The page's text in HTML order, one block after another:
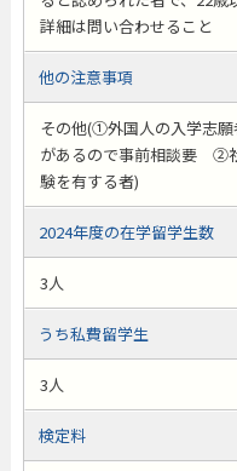
詳細は問い合わせること
他の注意事項
その他(①外国人の入学志
があるので事前相談要 ②
験を有する者)
2024年度の在学留学生数
3人
うち私費留学生
3人
検定料